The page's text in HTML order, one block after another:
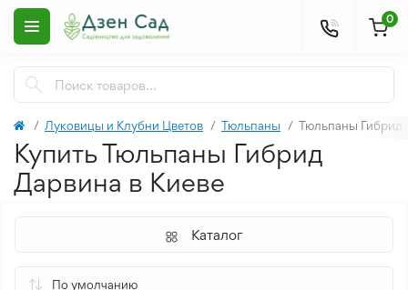
0
Луковицы и Клубни Цветов Тюльпаны Тюльпаны Гибрид
Купить Тюльпаны Гибрид
Дарвина в Киеве
Каталог